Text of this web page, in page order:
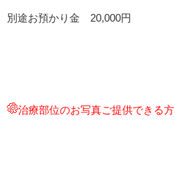
別途お預かり金 20,000円
治療部位のお写真ご提供できる方